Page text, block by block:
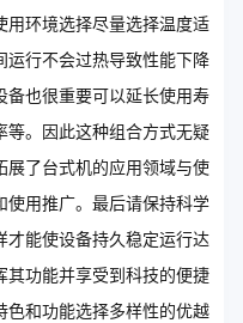
用环境选择尽量选择温度适
运行不会过热导致性能下降
备也很重要可以延长使用寿
等。因此这种组合方式无疑
展了台式机的应用领域与使
使用推广。最后请保持科学
才能使设备持久稳定运行达
其功能并享受到科技的便捷
色和功能选择多样性的优越